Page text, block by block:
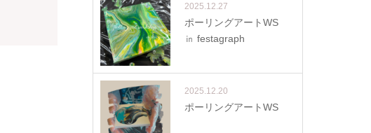
2025.12.27
ポーリングアートWS
㏌ festagraph
2025.12.20
ポーリングアートWS